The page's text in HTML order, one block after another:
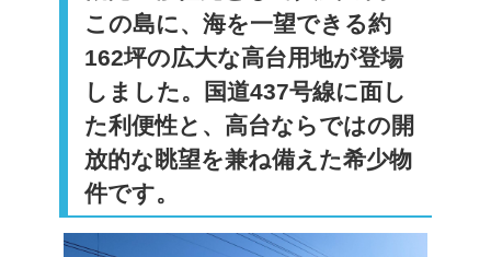
この島に、海を一望できる約
162坪の広大な高台用地が登場
しました。国道437号線に面し
た利便性と、高台ならではの開
放的な眺望を兼ね備えた希少物
件です。